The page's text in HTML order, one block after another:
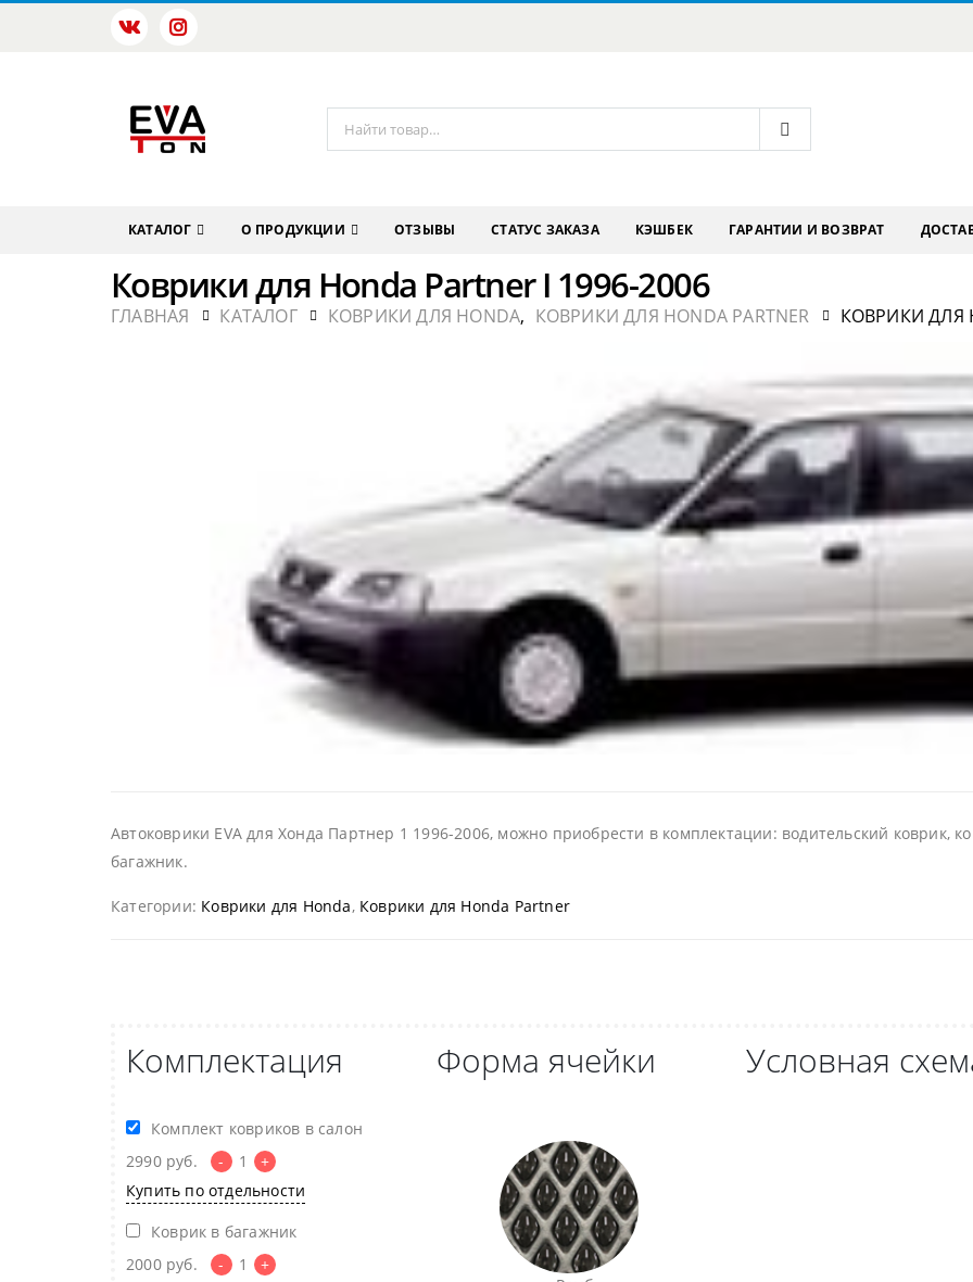
КАТАЛОГ О ПРОДУКЦИИ ОТЗЫВЫ СТАТУС ЗАКАЗА КЭШБЕК ГАРАНТИИ И ВОЗВРАТ
Коврики для Honda Partner I 1996-2006
ГЛАВНАЯ КАТАЛОГ КОВРИКИ ДЛЯ HONDA, КОВРИКИ ДЛЯ HONDA PARTNER КОВРИКИ ДЛЯ
Автоковрики EVA для Хонда Партнер 1 1996-2006, можно приобрести в комплектации: водительский коврик,
багажник.
Категории: Коврики для Honda, Коврики для Honda Partner
Комплектация
Комплект ковриков в салон
2990 руб. - 1
+
Купить по отдельности
Коврик в багажник
2000 руб. - 1
+
Форма ячейки Условная